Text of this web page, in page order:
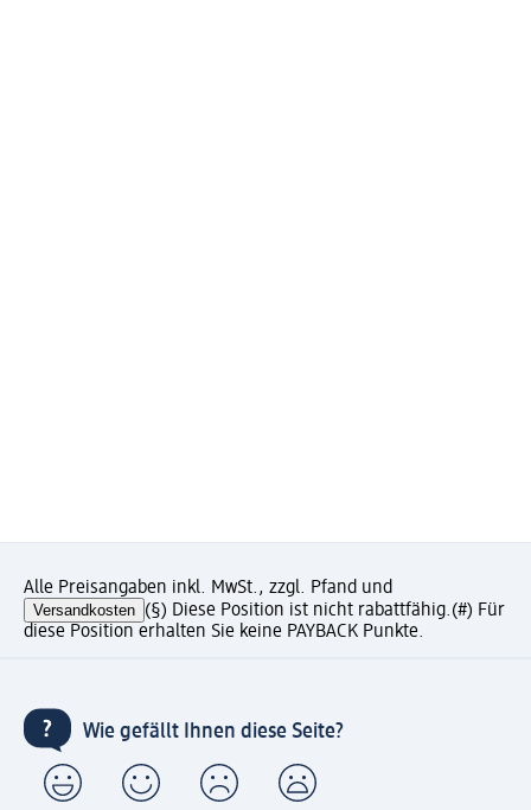
Alle Preisangaben inkl. MwSt., zzgl. Pfand und
Versandkosten (§) Diese Position ist nicht rabattfähig.(#) Für
diese Position erhalten Sie keine PAYBACK Punkte.
Wie gefällt Ihnen diese Seite?